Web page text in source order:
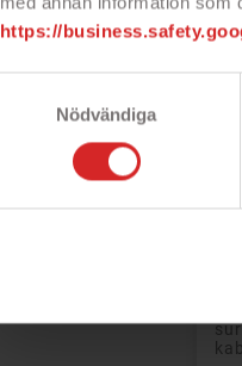
https://
Nödvändiga